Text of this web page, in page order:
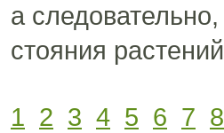
а
стояния
1 2 3 4 5 6 7 8